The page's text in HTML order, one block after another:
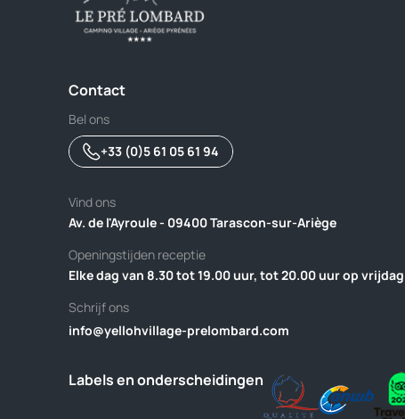
Contact
Bel ons
+33 (0)5 61 05 61 94
Vind ons
Av. de l'Ayroule - 09400 Tarascon-sur-Ariège
Openingstijden receptie
Elke dag van 8.30 tot 19.00 uur, tot 20.00 uur op vrijdag
Schrijf ons
info@yellohvillage-prelombard.com
Labels en onderscheidingen